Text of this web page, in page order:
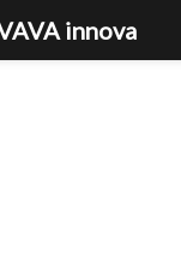
innova